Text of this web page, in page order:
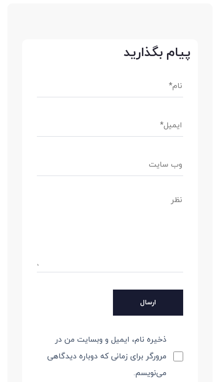
پیام بگذارید
ذخیره نام، ایمیل و وبسایت من در
مرورگر برای زمانی که دوباره دیدگاهی
می‌نویسم.